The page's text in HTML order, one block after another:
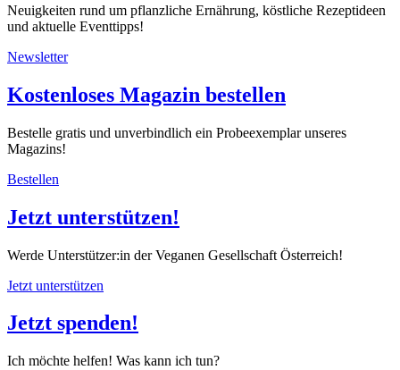
Neuigkeiten rund um pflanzliche Ernährung, köstliche Rezeptideen
und aktuelle Eventtipps!
Newsletter
Kostenloses Magazin bestellen
Bestelle gratis und unverbindlich ein Probeexemplar unseres
Magazins!
Bestellen
Jetzt unterstützen!
Werde Unterstützer:in der Veganen Gesellschaft Österreich!
Jetzt unterstützen
Jetzt spenden!
Ich möchte helfen! Was kann ich tun?